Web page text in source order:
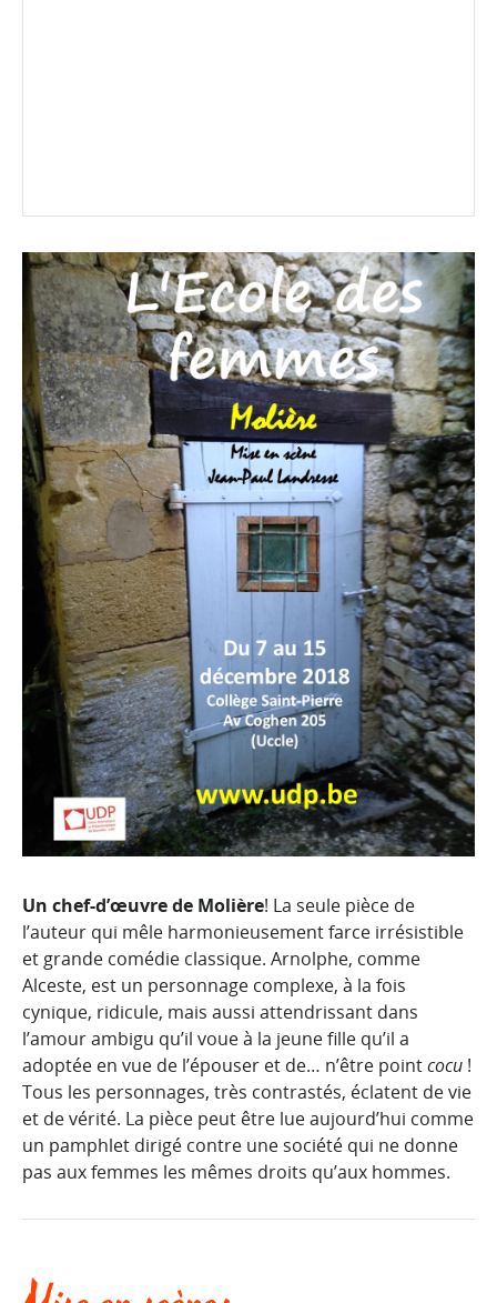
Un chef-d’œuvre de Molière! La seule pièce de
l’auteur qui mêle harmonieusement farce irrésistible
et grande comédie classique. Arnolphe, comme
Alceste, est un personnage complexe, à la fois
cynique, ridicule, mais aussi attendrissant dans
l’amour ambigu qu’il voue à la jeune fille qu’il a
adoptée en vue de l’épouser et de… n’être pointcocu !
Tous les personnages, très contrastés, éclatent de vie
et de vérité. La pièce peut être lue aujourd’hui comme
un pamphlet dirigé contre une société qui ne donne
pas aux femmes les mêmes droits qu’aux hommes.